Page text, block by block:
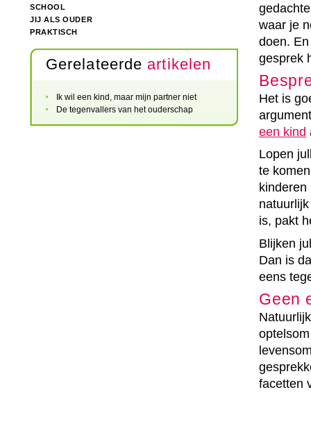
SCHOOL
JIJ ALS OUDER
PRAKTISCH
Gerelateerde artikelen
Ik wil een kind, maar mijn partner niet
De tegenvallers van het ouderschap
waar je
doen.
gesprek
Het is
een kind
Lopen
te
is, pakt
Blijken
Dan is
eens
Geen
facetten